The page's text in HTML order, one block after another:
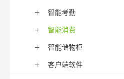
智能考勤
智能消费
智能储物柜
客户端软件